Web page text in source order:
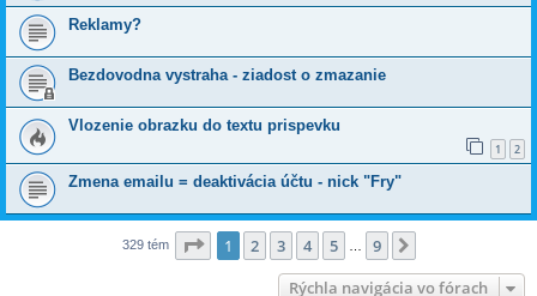
Reklamy?
Bezdovodna vystraha - ziadost o zmazanie
Vlozenie obrazku do textu prispevku
1 2
Zmena emailu = deaktivácia účtu - nick "Fry"
329 tém Strana1 z9
1 2 3 4 5 9
Rýchla navigácia vo fórach